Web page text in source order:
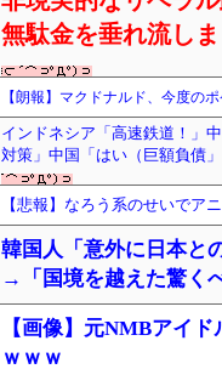
無駄金を垂れ流し
【朗報】マクドナルド、今度の
インドネシア「高速鉄道！」
対策」中国「はい（巨額負債
【悲報】なろう系のせいでア
韓国人「意外に日本と
→「国境を越えた驚く
【画像】元NMBアイ
ｗｗｗ